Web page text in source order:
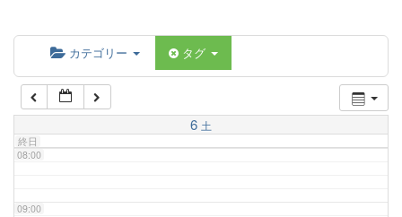
カテゴリー タグ
6 土
終日
07:00
08:00
09:00